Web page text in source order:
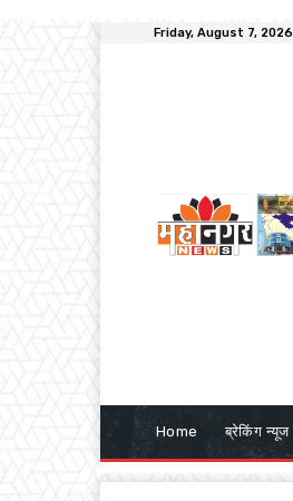
Friday, August 7, 2026
Home ब्रेकिंग न्यूज